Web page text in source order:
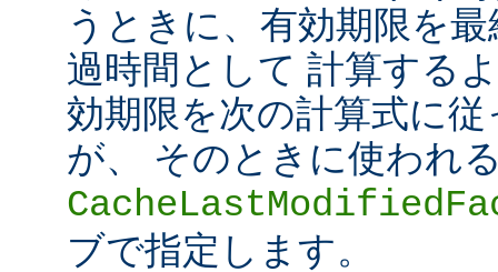
うときに、有効期限を
過時間として 計算する
効期限を次の計算式に
が、 そのときに使われ
ブで指定します。